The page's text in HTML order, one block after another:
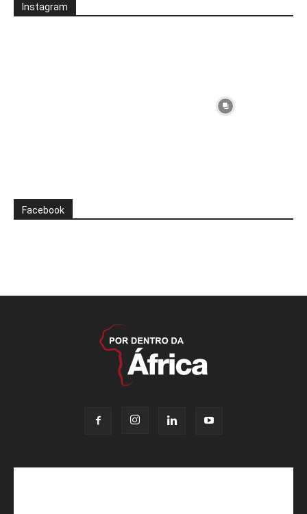
Instagram
Facebook